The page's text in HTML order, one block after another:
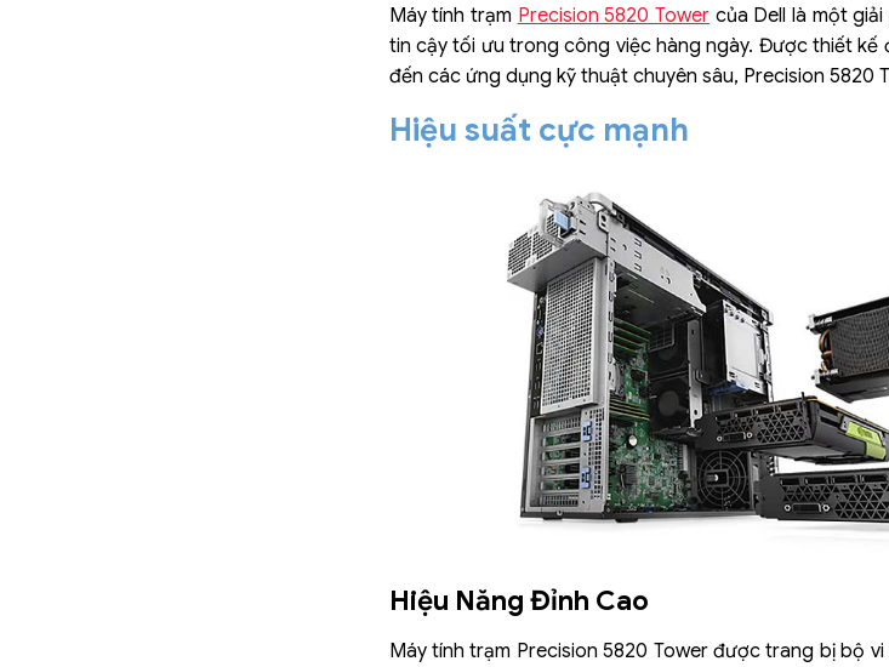
Máy tính trạm Precision 5820 Towercủa Dell là một giải
tin cậy tối ưu trong công việc hàng ngày. Được thiết
đến các ứng dụng kỹ thuật chuyên sâu, Precision
Hiệu suất cực mạnh
Hiệu Năng Đỉnh Cao
Máy tính trạm Precision 5820 Tower được trang bị bộ